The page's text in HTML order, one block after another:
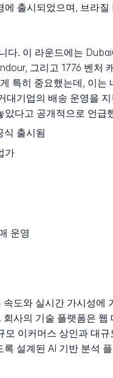
에 출시되었으며, 브라
다. 이 라운드에는
그리고 1776 벤처
특히 중요했는데, 이는
기업의 배송 운영을 지
다고 공개적으로 언급
식 출시됨
가
운영
도와 실시간 가시성에
사의 기술 플랫폼은 웹
이커머스 상인과 대규
설계된 AI 기반 분석